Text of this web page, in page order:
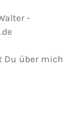
Du über mich